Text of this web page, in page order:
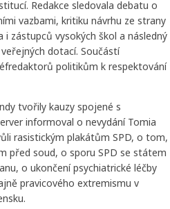
Redakce sledovala debatu o
vazbami, kritiku návrhu ze strany
zástupců vysokých škol a následný
dotací. Součástí
politikům k respektování
tvořily kauzy spojené s
informoval o nevydání Tomia
rasistickým plakátům SPD, o tom,
před soud, o sporu SPD se státem
o ukončení psychiatrické léčby
pravicového extremismu v